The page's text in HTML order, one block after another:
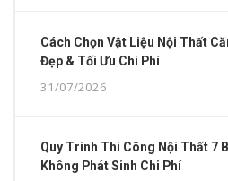
Cách Chọn Vật Liệu Nội Thất
Đẹp & Tối Ưu Chi Phí
31/07/2026
Quy Trình Thi Công Nội Thất 7
Không Phát Sinh Chi Phí